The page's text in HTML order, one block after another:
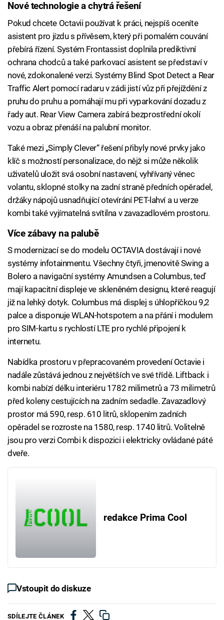
Nové technologie a chytrá řešení
Pokud chcete Octavii používat k práci, nejspíš oceníte
asistent pro jízdu s přívěsem, který při pomalém couvání
přebírá řízení. Systém Frontassist doplnila prediktivní
ochrana chodců a také parkovací asistent se představí v
nové, zdokonalené verzi. Systémy Blind Spot Detect a Rear
Traffic Alert pomocí radaru v zádi jistí vůz při přejíždění z
pruhu do pruhu a pomáhají mu při vyparkování dozadu z
řady aut. Rear View Camera zabírá bezprostřední okolí
vozu a obraz přenáší na palubní monitor.
Také mezi „Simply Clever“ řešení přibyly nové prvky jako
klíč s možností personalizace, do nějž si může několik
uživatelů uložit svá osobní nastavení, vyhřívaný věnec
volantu, sklopné stolky na zadní straně předních opěradel,
držáky nápojů usnadňující otevírání PET-lahví a u verze
kombi také vyjímatelná svítilna v zavazadlovém prostoru.
Více zábavy na palubě
S modernizací se do modelu OCTAVIA dostávají i nové
systémy infotainmentu. Všechny čtyři, jmenovitě Swing a
Bolero a navigační systémy Amundsen a Columbus, teď
mají kapacitní displeje ve skleněném designu, které reagují
již na lehký dotyk. Columbus má displej s úhlopříčkou 9,2
palce a disponuje WLAN-hotspotem a na přání i modulem
pro SIM-kartu s rychlostí LTE pro rychlé připojení k
internetu.
Nabídka prostoru v přepracovaném provedení Octavie i
nadále zůstává jednou z největších ve své třídě. Liftback i
kombi nabízí délku interiéru 1782 milimetrů a 73 milimetrů
před koleny cestujících na zadním sedadle. Zavazadlový
prostor má 590, resp. 610 litrů, sklopením zadních
opěradel se rozroste na 1580, resp. 1740 litrů. Volitelně
jsou pro verzi Combi k dispozici i elektricky ovládané páté
dveře.
redakce Prima Cool
Vstoupit do diskuze
SDÍLEJTE ČLÁNEK